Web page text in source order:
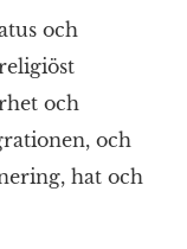
och
och
och
hat och